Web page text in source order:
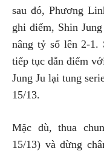
sau đó, Phương
ghi điểm, Shin
nâng tỷ số lên 2-1.
tiếp tục dẫn điểm
Jung Ju lại tung
15/13.
Mặc dù, thua
15/13) và dừng